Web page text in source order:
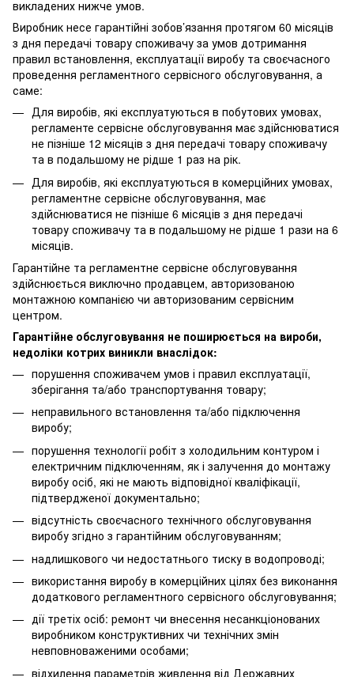
викладених нижче умов.
Виробник несе гарантійні зобов’язання протягом 60 місяців
з дня передачі товару споживачу за умов дотримання
правил встановлення, експлуатації виробу та своєчасного
проведення регламентного сервісного обслуговування, а
саме:
Для виробів, які експлуатуються в побутових умовах,
регламенте сервісне обслуговування має здійснюватися
не пізніше 12 місяців з дня передачі товару споживачу
та в подальшому не рідше 1 раз на рік.
Для виробів, які експлуатуються в комерційних умовах,
регламентне сервісне обслуговування, має
здійснюватися не пізніше 6 місяців з дня передачі
товару споживачу та в подальшому не рідше 1 рази на 6
місяців.
Гарантійне та регламентне сервісне обслуговування
здійснюється виключно продавцем, авторизованою
монтажною компанією чи авторизованим сервісним
центром.
Гарантійне обслуговування не поширюється на вироби,
недоліки котрих виникли внаслідок:
порушення споживачем умов і правил експлуатації,
зберігання та/або транспортування товару;
неправильного встановлення та/або підключення
виробу;
порушення технології робіт з холодильним контуром і
електричним підключенням, як і залучення до монтажу
виробу осіб, які не мають відповідної кваліфікації,
підтвердженої документально;
відсутність своєчасного технічного обслуговування
виробу згідно з гарантійним обслуговуванням;
надлишкового чи недостатнього тиску в водопроводі;
використання виробу в комерційних цілях без виконання
додаткового регламентного сервісного обслуговування;
дії третіх осіб: ремонт чи внесення несанкціонованих
виробником конструктивних чи технічних змін
невповноваженими особами;
відхилення параметрів живлення від Державних